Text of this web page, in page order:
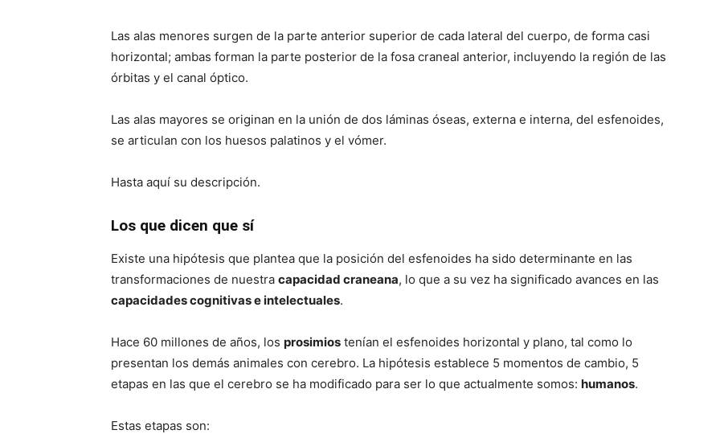
Las alas menores surgen de la parte anterior superior de cada lateral del cuerpo, de forma casi
horizontal; ambas forman la parte posterior de la fosa craneal anterior, incluyendo la región de las
órbitas y el canal óptico.
Las alas mayores se originan en la unión de dos láminas óseas, externa e interna, del esfenoides,
se articulan con los huesos palatinos y el vómer.
Hasta aquí su descripción.
Los que dicen que sí
Existe una hipótesis que plantea que la posición del esfenoides ha sido determinante en las
transformaciones de nuestra capacidad craneana, lo que a su vez ha significado avances en las
capacidades cognitivas e intelectuales.
Hace 60 millones de años, los prosimios tenían el esfenoides horizontal y plano, tal como lo
presentan los demás animales con cerebro. La hipótesis establece 5 momentos de cambio, 5
etapas en las que el cerebro se ha modificado para ser lo que actualmente somos: humanos.
Estas etapas son: